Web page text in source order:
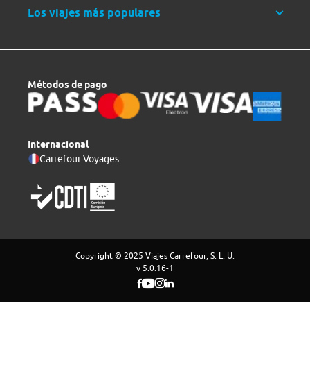
Los viajes más populares
Métodos de pago
Internacional
Carrefour Voyages
Copyright © 2025 Viajes Carrefour, S. L. U.
v 5.0.16-1